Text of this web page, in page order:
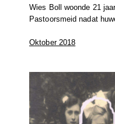
Wies Boll woonde 21
Pastoorsmeid nadat
Oktober 2018